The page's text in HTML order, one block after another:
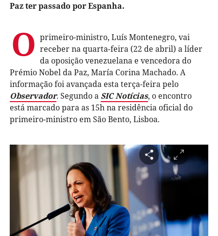
Paz ter passado por Espanha.
O primeiro-ministro, Luís Montenegro, vai
receber na quarta-feira (22 de abril) a líder
da oposição venezuelana e vencedora do
Prémio Nobel da Paz, María Corina Machado. A
informação foi avançada esta terça-feira pelo
Observador. Segundo a SIC Notícias, o encontro
está marcado para as 15h na residência oficial do
primeiro-ministro em São Bento, Lisboa.